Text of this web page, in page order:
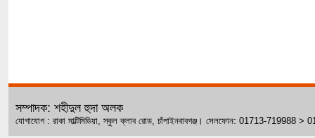
সম্পাদক: শহীদুল হুদা অলক
যোগাযোগ : রাকা মাল্টিমিডিয়া, স্কুল ক্লাব রোড, চাঁপাইনবাবগঞ্জ। সেলফোন: 01713-